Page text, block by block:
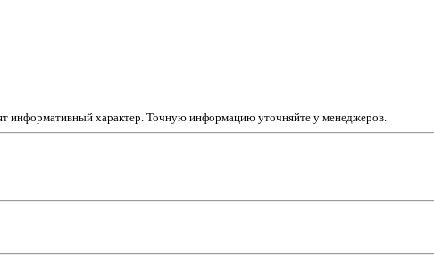
информативный характер. Точную информацию уточняйте у менеджеров.